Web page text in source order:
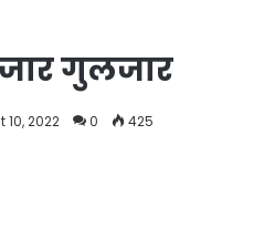
गुलजार
10, 2022 0
425